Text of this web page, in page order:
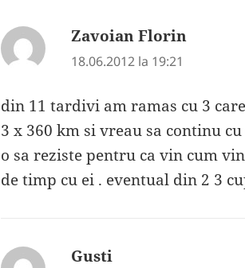
Zavoian Florin
18.06.2012 la 19:21
din 11 tardivi am ramas cu 3
3 x 360 km si vreau sa continu
o sa reziste pentru ca vin cum
de timp cu ei . eventual din 2 3
Gusti